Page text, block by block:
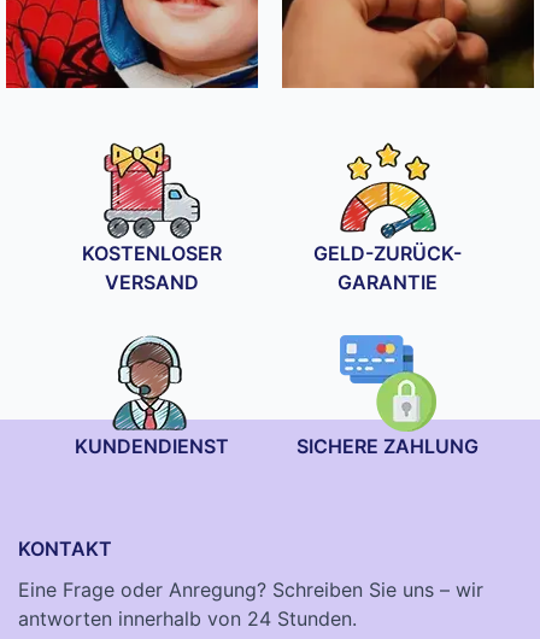
KOSTENLOSER
VERSAND
GELD-ZURÜCK-
GARANTIE
KUNDENDIENST SICHERE ZAHLUNG
KONTAKT
Eine Frage oder Anregung? Schreiben Sie uns – wir
antworten innerhalb von 24 Stunden.